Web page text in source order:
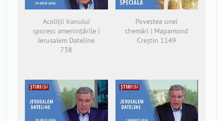
Acoliții Iranului
sporesc amenințările |
Jerusalem Dateline
738
Povestea unei
chemări | Mapamond
Creștin 1149